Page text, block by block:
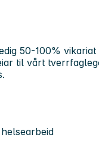
50-100% vikariat
til vårt